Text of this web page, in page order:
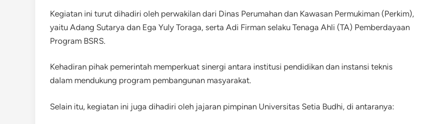
Kegiatan ini turut dihadiri oleh perwakilan dari Dinas Perumahan dan Kawasan Permukiman (Perkim),
yaitu Adang Sutarya dan Ega Yuly Toraga, serta Adi Firman selaku Tenaga Ahli (TA) Pemberdayaan
Program BSRS.
Kehadiran pihak pemerintah memperkuat sinergi antara institusi pendidikan dan instansi teknis
dalam mendukung program pembangunan masyarakat.
Selain itu, kegiatan ini juga dihadiri oleh jajaran pimpinan Universitas Setia Budhi, di antaranya: